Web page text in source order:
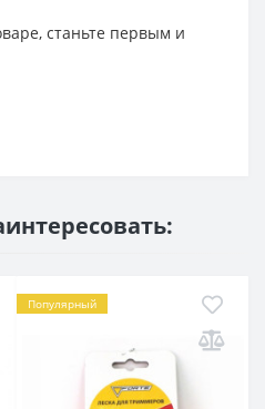
станьте первым и
Популярный